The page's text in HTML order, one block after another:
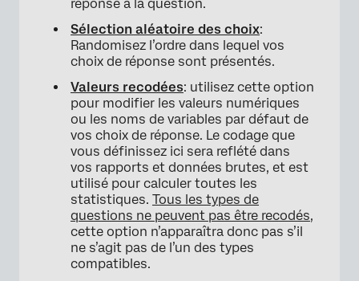
×
réponse à la question.
Sélection aléatoire des choix:
Randomisez l’ordre dans lequel vos
choix de réponse sont présentés.
Valeurs recodées: utilisez cette option
pour modifier les valeurs numériques
ou les noms de variables par défaut de
vos choix de réponse. Le codage que
vous définissez ici sera reflété dans
vos rapports et données brutes, et est
utilisé pour calculer toutes les
statistiques. Tous les types de
questions ne peuvent pas être recodés,
cette option n’apparaîtra donc pas s’il
ne s’agit pas de l’un des types
compatibles.